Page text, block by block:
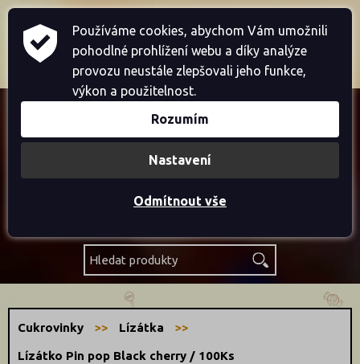
Home Přihlásit se Registrace
Košík je prázdný
Cukrovinky Lízátka
Lízátko Pin pop Black cherry / 100Ks
Používáme cookies, abychom Vám umožnili
pohodlné prohlížení webu a díky analýze
provozu neustále zlepšovali jeho funkce,
výkon a použitelnost.
Rozumím
Nastavení
Odmítnout vše